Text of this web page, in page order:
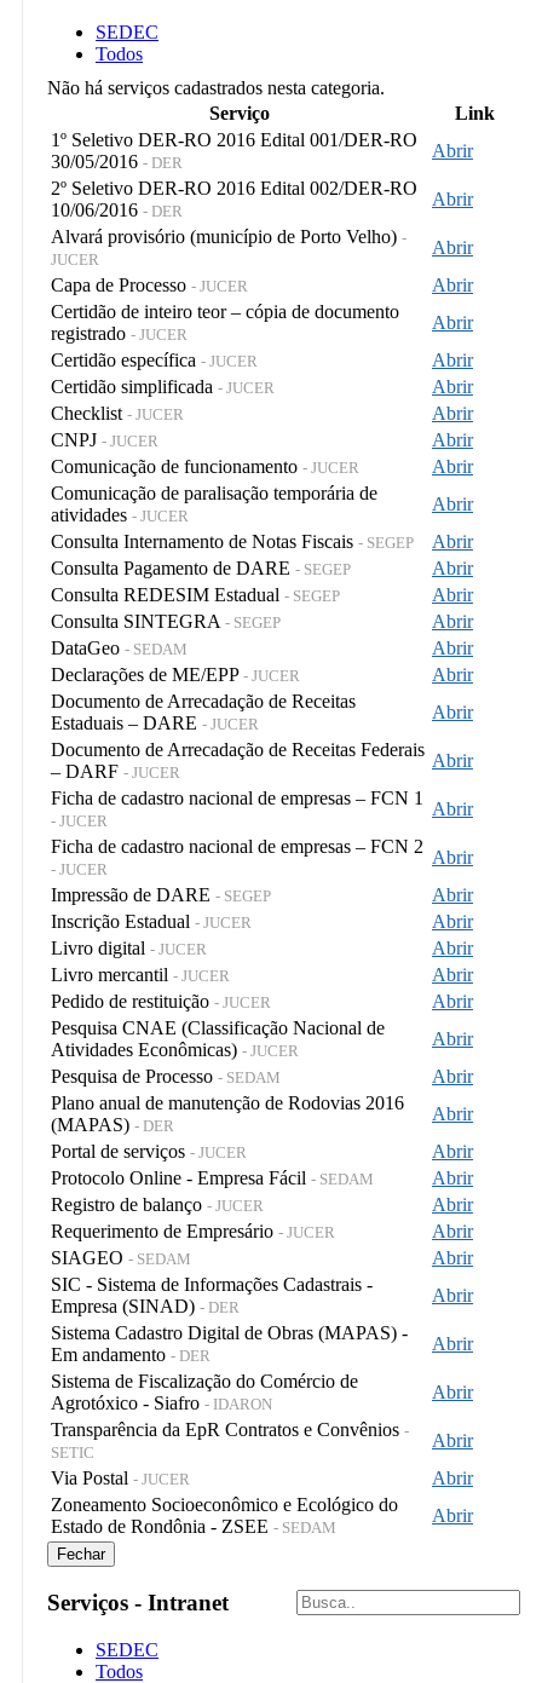
SEDEC
Todos
Não há serviços cadastrados nesta categoria.
Serviço
Link
1º Seletivo DER-RO 2016 Edital 001/DER-RO
30/05/2016 - DER
Abrir
2º Seletivo DER-RO 2016 Edital 002/DER-RO
10/06/2016 - DER
Abrir
Alvará provisório (município de Porto Velho) -
JUCER
Abrir
Capa de Processo - JUCER
Abrir
Certidão de inteiro teor – cópia de documento
registrado - JUCER
Abrir
Certidão específica - JUCER
Abrir
Certidão simplificada - JUCER
Abrir
Checklist - JUCER
Abrir
CNPJ - JUCER
Abrir
Comunicação de funcionamento - JUCER
Abrir
Comunicação de paralisação temporária de
atividades - JUCER
Abrir
Consulta Internamento de Notas Fiscais - SEGEP
Abrir
Consulta Pagamento de DARE - SEGEP
Abrir
Consulta REDESIM Estadual - SEGEP
Abrir
Consulta SINTEGRA - SEGEP
Abrir
DataGeo - SEDAM
Abrir
Declarações de ME/EPP - JUCER
Abrir
Documento de Arrecadação de Receitas
Estaduais – DARE - JUCER
Abrir
Documento de Arrecadação de Receitas Federais
– DARF - JUCER
Abrir
Ficha de cadastro nacional de empresas – FCN 1
- JUCER
Abrir
Ficha de cadastro nacional de empresas – FCN 2
- JUCER
Abrir
Impressão de DARE - SEGEP
Abrir
Inscrição Estadual - JUCER
Abrir
Livro digital - JUCER
Abrir
Livro mercantil - JUCER
Abrir
Pedido de restituição - JUCER
Abrir
Pesquisa CNAE (Classificação Nacional de
Atividades Econômicas) - JUCER
Abrir
Pesquisa de Processo - SEDAM
Abrir
Plano anual de manutenção de Rodovias 2016
(MAPAS) - DER
Abrir
Portal de serviços - JUCER
Abrir
Protocolo Online - Empresa Fácil - SEDAM
Abrir
Registro de balanço - JUCER
Abrir
Requerimento de Empresário - JUCER
Abrir
SIAGEO - SEDAM
Abrir
SIC - Sistema de Informações Cadastrais -
Empresa (SINAD) - DER
Abrir
Sistema Cadastro Digital de Obras (MAPAS) -
Em andamento - DER
Abrir
Sistema de Fiscalização do Comércio de
Agrotóxico - Siafro - IDARON
Abrir
Transparência da EpR Contratos e Convênios -
SETIC
Abrir
Via Postal - JUCER
Abrir
Zoneamento Socioeconômico e Ecológico do
Estado de Rondônia - ZSEE - SEDAM
Abrir
Fechar
Serviços - Intranet
SEDEC
Todos